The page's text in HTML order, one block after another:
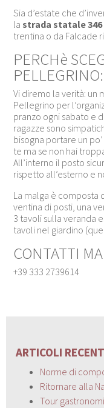
Sia d’estate che
la strada statale 346
trentina o da Falcade
PERCHè
PELLEGRINO:
Vi diremo la verità: un
Pellegrino per
pranzo ogni sabato e
ragazze sono
bisogna portare un
te ma se non hai
All’interno il posto
rispetto all’esterno e
La malga è composta
ventina di posti, una
3 tavoli sulla veranda
tavoli nel giardino
CONTATTI
+39 333 2739614
ARTICOLI
Norme di
Ritornare alla
Tour